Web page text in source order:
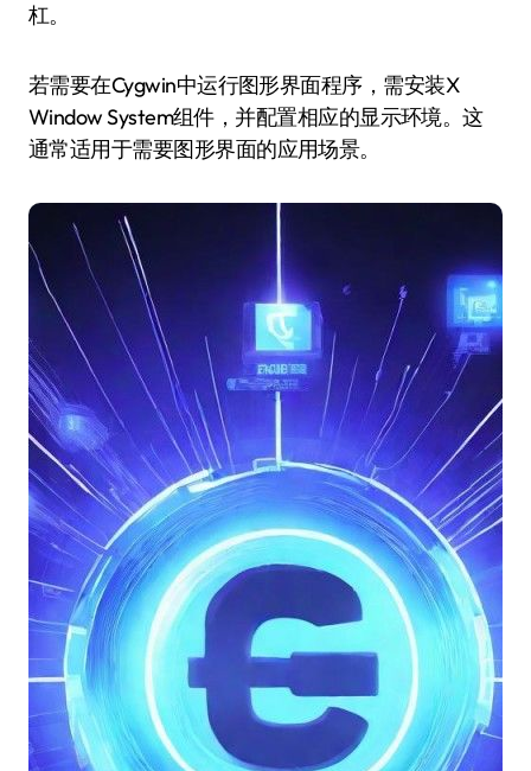
杠。
若需要在Cygwin中运行图形界面程序，需安装X
Window System组件，并配置相应的显示环境。这
通常适用于需要图形界面的应用场景。